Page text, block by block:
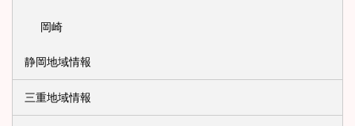
岡崎
静岡地域情報
三重地域情報